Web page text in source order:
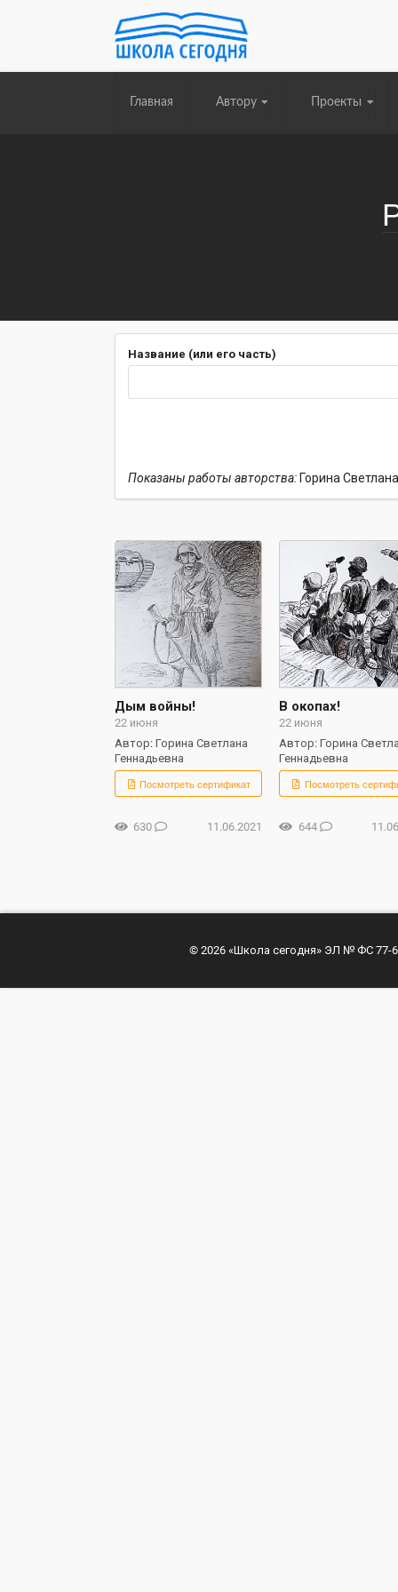
Главная Автору Проекты
Название (или его часть)
Показаны работы авторства:Горина
Дым войны!
22 июня
Автор: Горина Светлана
Геннадьевна
Посмотреть сертификат
11.06.2021
630
В окопах!
22 июня
Автор: Горина
Геннадьевна
Посмотреть
644
© 2026 «Школа сегодня» ЭЛ № ФС 77-